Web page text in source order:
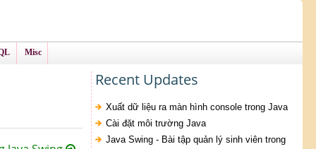
Misc
Recent Updates
Xuất dữ liệu ra màn hình console trong Java
Cài đặt môi trường Java
Java Swing - Bài tập quản lý sinh viên trong